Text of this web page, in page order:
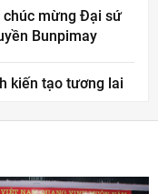
chúc mừng Đại sứ
Bunpimay
kiến tạo tương lai